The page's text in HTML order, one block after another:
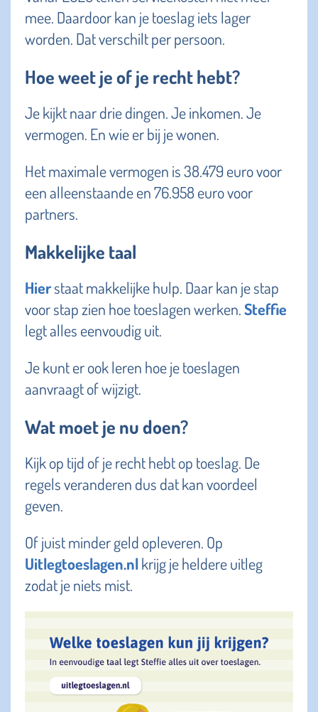
mee. Daardoor kan je toeslag iets lager
worden. Dat verschilt per persoon.
Hoe weet je of je recht hebt?
Je kijkt naar drie dingen. Je inkomen. Je
vermogen. En wie er bij je wonen.
Het maximale vermogen is 38.479 euro voor
een alleenstaande en 76.958 euro voor
partners.
Makkelijke taal
Hierstaat makkelijke hulp. Daar kan je stap
voor stap zien hoe toeslagen werken.Steffie
legt alles eenvoudig uit.
Je kunt er ook leren hoe je toeslagen
aanvraagt of wijzigt.
Wat moet je nu doen?
Kijk op tijd of je recht hebt op toeslag. De
regels veranderen dus dat kan voordeel
geven.
Of juist minder geld opleveren. Op
Uitlegtoeslagen.nlkrijg je heldere uitleg
zodat je niets mist.